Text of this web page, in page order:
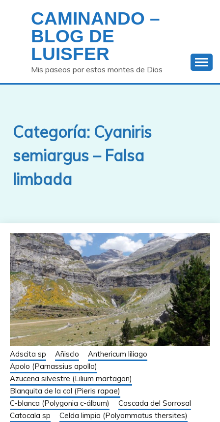
contenido
CAMINANDO –
BLOG DE
LUISFER
Mis paseos por estos montes de Dios
Categoría: Cyaniris
semiargus – Falsa
limbada
Adscita sp Añisclo
Anthericum liliago
Apolo (Parnassius apollo)
Azucena silvestre (Lilium martagon)
Blanquita de la col (Pieris rapae)
C-blanca (Polygonia c-álbum)
Cascada del Sorrosal
Catocala sp
Celda limpia (Polyommatus thersites)